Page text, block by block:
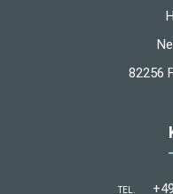
82256
TEL.